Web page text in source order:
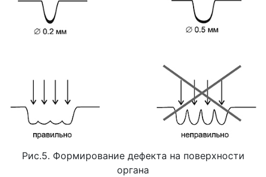
Рис.5. Формирование дефекта на поверхности
органа